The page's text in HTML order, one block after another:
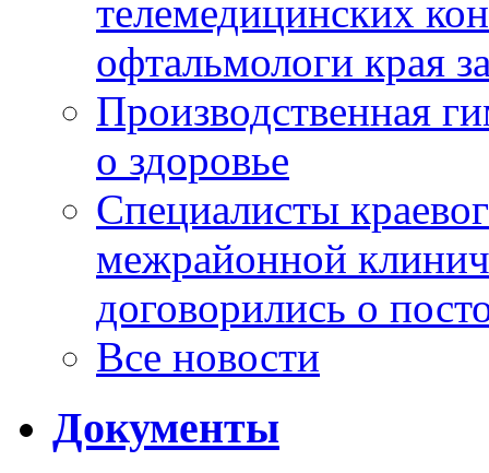
телемедицинских
офтальмологи края
Производственная
о здоровье
Специалисты
межрайонной
договорились о
Все новости
Документы